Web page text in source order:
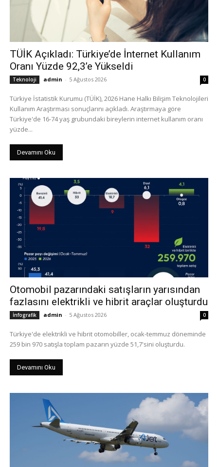
TÜİK Açıkladı: Türkiye’de İnternet Kullanım
Oranı Yüzde 92,3’e Yükseldi
Teknoloji admin - 5 Ağustos 2026 0
Türkiye İstatistik Kurumu (TÜİK), 2026 Hane Halkı Bilişim Teknolojileri
Kullanım Araştırması sonuçlarını açıkladı. Araştırmaya göre
Türkiye'de 16-74 yaş grubundaki bireylerin internet kullanım oranı
yüzde...
Devamını Oku
Otomobil pazarındaki satışların yarısından
fazlasını elektrikli ve hibrit araçlar oluşturdu
İnfografik admin - 5 Ağustos 2026 0
Türkiye'de elektrikli ve hibrit otomobiller, ocak-temmuz döneminde
259 bin 970 satışla toplam pazarın yüzde 51,7'sini oluşturdu.
Devamını Oku